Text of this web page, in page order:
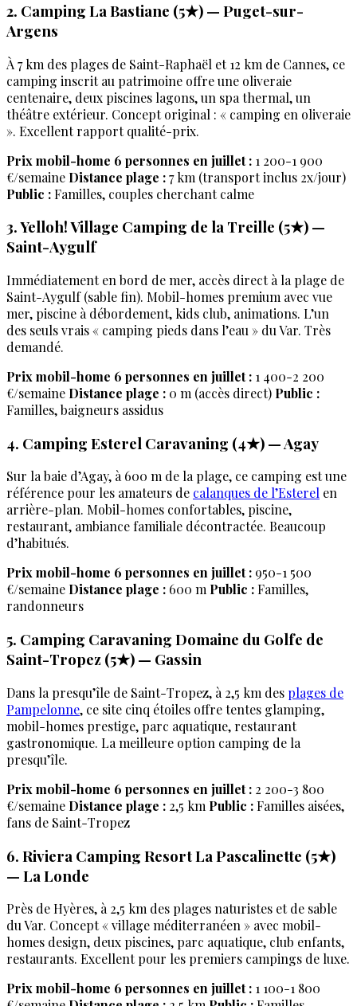
2. Camping La Bastiane (5★) — Puget-sur-
Argens
À 7 km des plages de Saint-Raphaël et 12 km de Cannes, ce
camping inscrit au patrimoine offre une oliveraie
centenaire, deux piscines lagons, un spa thermal, un
théâtre extérieur. Concept original : « camping en oliveraie
». Excellent rapport qualité-prix.
Prix mobil-home 6 personnes en juillet : 1 200-1 900
€/semaine Distance plage :7 km (transport inclus 2x/jour)
Public :Familles, couples cherchant calme
3. Yelloh! Village Camping de la Treille (5★) —
Saint-Aygulf
Immédiatement en bord de mer, accès direct à la plage de
Saint-Aygulf (sable fin). Mobil-homes premium avec vue
mer, piscine à débordement, kids club, animations. L’un
des seuls vrais « camping pieds dans l’eau » du Var. Très
demandé.
Prix mobil-home 6 personnes en juillet : 1 400-2 200
€/semaine Distance plage : 0 m (accès direct) Public :
Familles, baigneurs assidus
4. Camping Esterel Caravaning (4★) — Agay
Sur la baie d’Agay, à 600 m de la plage, ce camping est une
référence pour les amateurs de calanques de l’Esterel en
arrière-plan. Mobil-homes confortables, piscine,
restaurant, ambiance familiale décontractée. Beaucoup
d’habitués.
Prix mobil-home 6 personnes en juillet : 950-1 500
€/semaine Distance plage : 600 m Public :Familles,
randonneurs
5. Camping Caravaning Domaine du Golfe de
Saint-Tropez (5★) — Gassin
Dans la presqu’île de Saint-Tropez, à 2,5 km des plages de
Pampelonne, ce site cinq étoiles offre tentes glamping,
mobil-homes prestige, parc aquatique, restaurant
gastronomique. La meilleure option camping de la
presqu’île.
Prix mobil-home 6 personnes en juillet : 2 200-3 800
€/semaine Distance plage : 2,5 km Public :Familles aisées,
fans de Saint-Tropez
6. Riviera Camping Resort La Pascalinette (5★)
— La Londe
Près de Hyères, à 2,5 km des plages naturistes et de sable
du Var. Concept « village méditerranéen » avec mobil-
homes design, deux piscines, parc aquatique, club enfants,
restaurants. Excellent pour les premiers campings de luxe.
Prix mobil-home 6 personnes en juillet : 1 100-1 800